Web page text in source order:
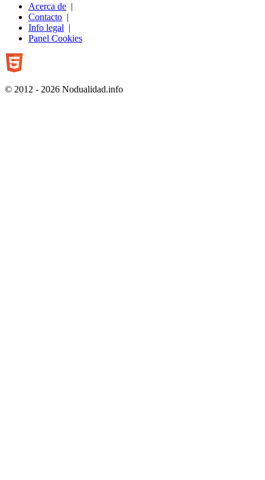
Acerca de |
Contacto |
Info legal |
Panel Cookies
© 2012 - 2026 Nodualidad.info